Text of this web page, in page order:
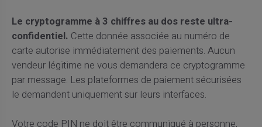
Le cryptogramme à 3 chiffres au dos reste ultra-
confidentiel. Cette donnée associée au numéro de
carte autorise immédiatement des paiements. Aucun
vendeur légitime ne vous demandera ce cryptogramme
par message. Les plateformes de paiement sécurisées
le demandent uniquement sur leurs interfaces.
Votre code PIN ne doit être communiqué à personne,